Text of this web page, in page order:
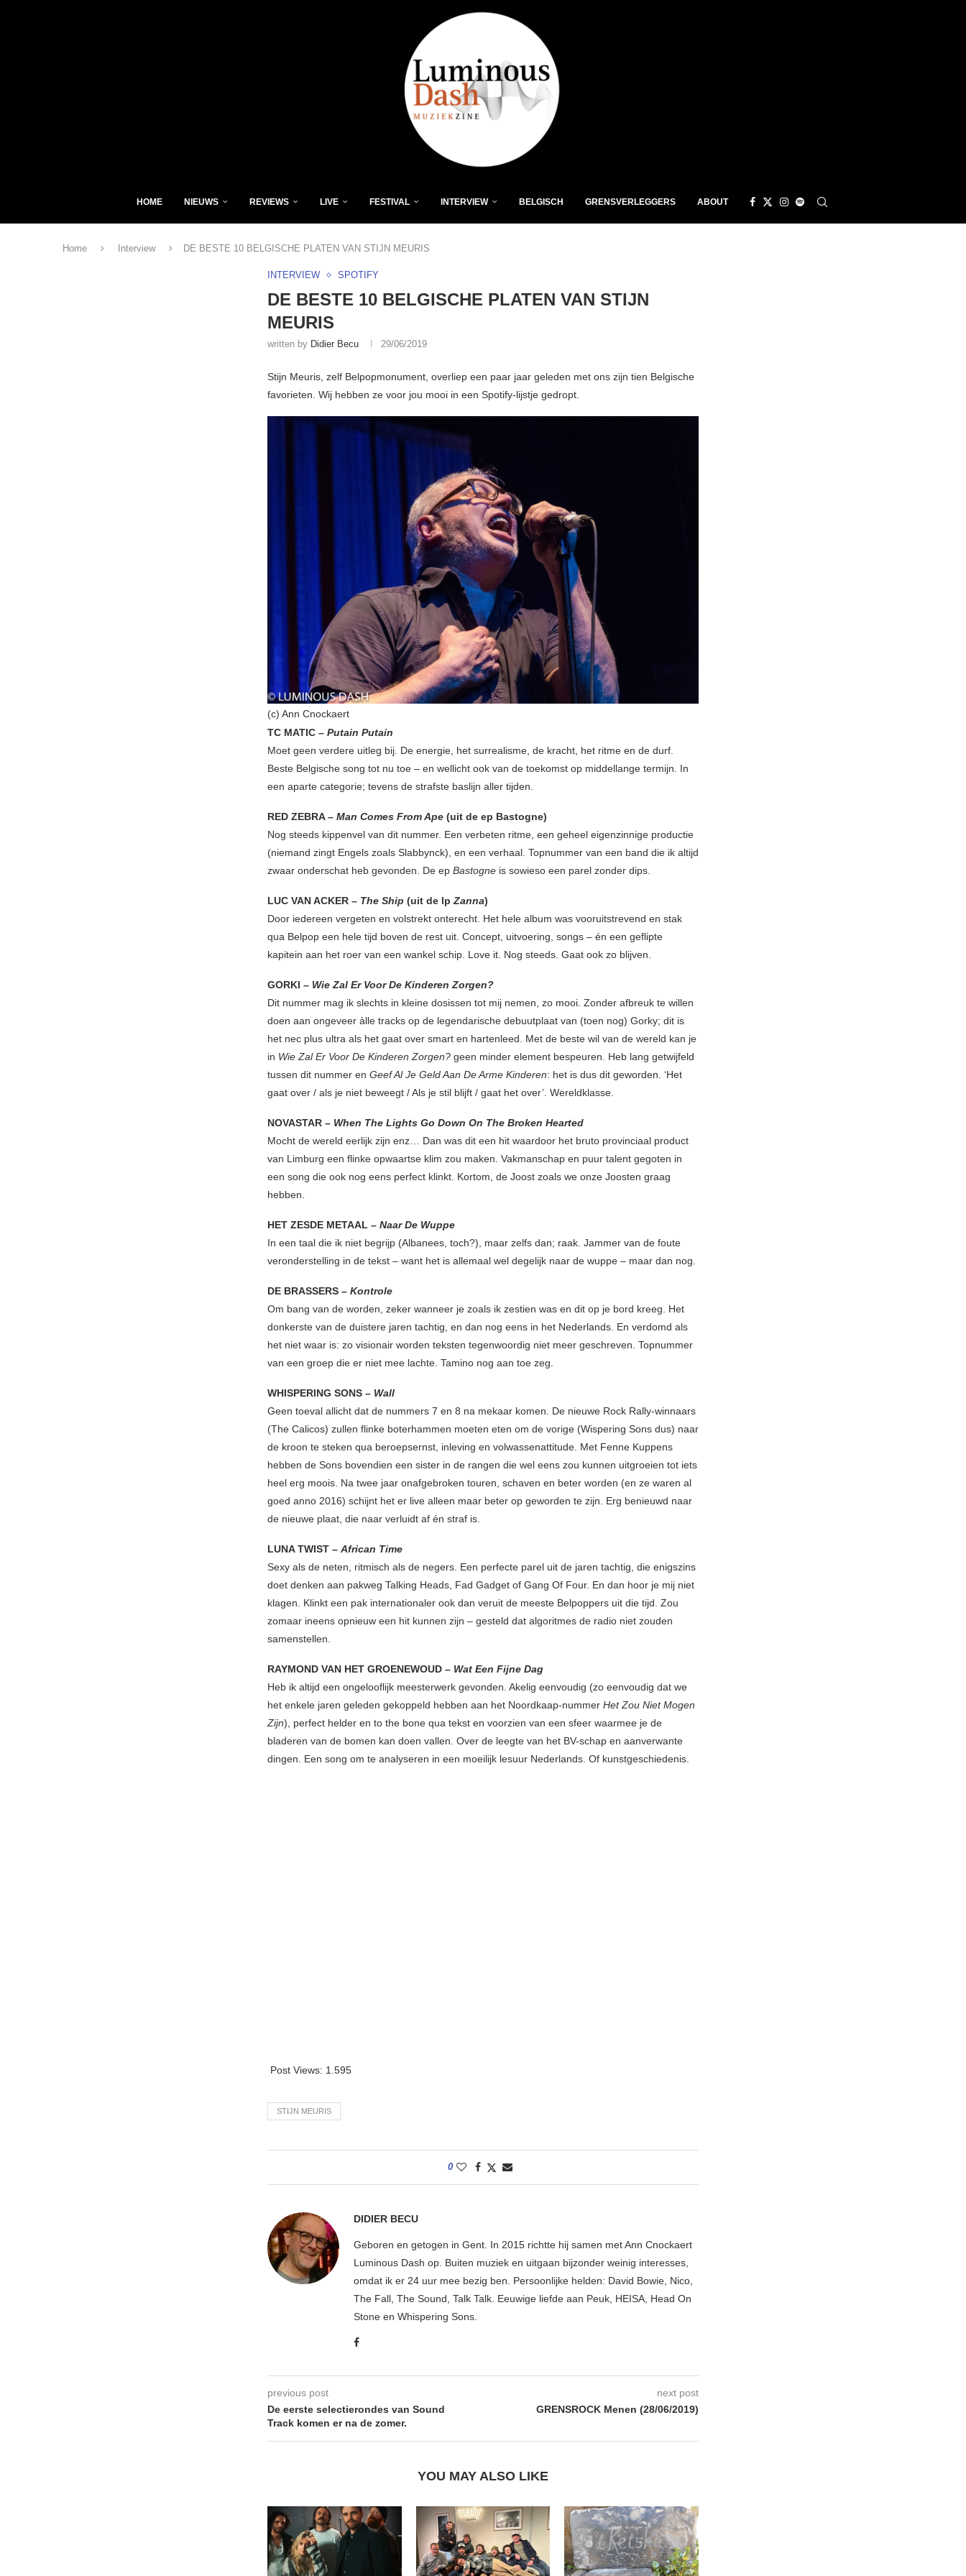
HOME NIEUWS REVIEWS LIVE FESTIVAL INTERVIEW BELGISCH GRENSVERLEGGERS ABOUT
Home Interview DE BESTE 10 BELGISCHE PLATEN VAN STIJN MEURIS
INTERVIEW SPOTIFY
DE BESTE 10 BELGISCHE PLATEN VAN STIJN
MEURIS
written by Didier Becu 29/06/2019
Stijn Meuris, zelf Belpopmonument, overliep een paar jaar geleden met ons zijn tien Belgische
favorieten. Wij hebben ze voor jou mooi in een Spotify-lijstje gedropt.
(c) Ann Cnockaert
TC MATIC – Putain Putain
Moet geen verdere uitleg bij. De energie, het surrealisme, de kracht, het ritme en de durf.
Beste Belgische song tot nu toe – en wellicht ook van de toekomst op middellange termijn. In
een aparte categorie; tevens de strafste baslijn aller tijden.
RED ZEBRA – Man Comes From Ape (uit de ep Bastogne)
Nog steeds kippenvel van dit nummer. Een verbeten ritme, een geheel eigenzinnige productie
(niemand zingt Engels zoals Slabbynck), en een verhaal. Topnummer van een band die ik altijd
zwaar onderschat heb gevonden. De ep Bastogne is sowieso een parel zonder dips.
LUC VAN ACKER – The Ship (uit de lpZanna)
Door iedereen vergeten en volstrekt onterecht. Het hele album was vooruitstrevend en stak
qua Belpop een hele tijd boven de rest uit. Concept, uitvoering, songs – én een geflipte
kapitein aan het roer van een wankel schip. Love it. Nog steeds. Gaat ook zo blijven.
GORKI – Wie Zal Er Voor De Kinderen Zorgen?
Dit nummer mag ik slechts in kleine dosissen tot mij nemen, zo mooi. Zonder afbreuk te willen
doen aan ongeveer àlle tracks op de legendarische debuutplaat van (toen nog) Gorky; dit is
het nec plus ultra als het gaat over smart en hartenleed. Met de beste wil van de wereld kan je
in Wie Zal Er Voor De Kinderen Zorgen? geen minder element bespeuren. Heb lang getwijfeld
tussen dit nummer en Geef Al Je Geld Aan De Arme Kinderen: het is dus dit geworden. ‘Het
gaat over / als je niet beweegt / Als je stil blijft / gaat het over’. Wereldklasse.
NOVASTAR – When The Lights Go Down On The Broken Hearted
Mocht de wereld eerlijk zijn enz… Dan was dit een hit waardoor het bruto provinciaal product
van Limburg een flinke opwaartse klim zou maken. Vakmanschap en puur talent gegoten in
een song die ook nog eens perfect klinkt. Kortom, de Joost zoals we onze Joosten graag
hebben.
HET ZESDE METAAL – Naar De Wuppe
In een taal die ik niet begrijp (Albanees, toch?), maar zelfs dan; raak. Jammer van de foute
veronderstelling in de tekst – want het is allemaal wel degelijk naar de wuppe – maar dan nog.
DE BRASSERS – Kontrole
Om bang van de worden, zeker wanneer je zoals ik zestien was en dit op je bord kreeg. Het
donkerste van de duistere jaren tachtig, en dan nog eens in het Nederlands. En verdomd als
het niet waar is: zo visionair worden teksten tegenwoordig niet meer geschreven. Topnummer
van een groep die er niet mee lachte. Tamino nog aan toe zeg.
WHISPERING SONS – Wall
Geen toeval allicht dat de nummers 7 en 8 na mekaar komen. De nieuwe Rock Rally-winnaars
(The Calicos) zullen flinke boterhammen moeten eten om de vorige (Wispering Sons dus) naar
de kroon te steken qua beroepsernst, inleving en volwassenattitude. Met Fenne Kuppens
hebben de Sons bovendien een sister in de rangen die wel eens zou kunnen uitgroeien tot iets
heel erg moois. Na twee jaar onafgebroken touren, schaven en beter worden (en ze waren al
goed anno 2016) schijnt het er live alleen maar beter op geworden te zijn. Erg benieuwd naar
de nieuwe plaat, die naar verluidt af én straf is.
LUNA TWIST – African Time
Sexy als de neten, ritmisch als de negers. Een perfecte parel uit de jaren tachtig, die enigszins
doet denken aan pakweg Talking Heads, Fad Gadget of Gang Of Four. En dan hoor je mij niet
klagen. Klinkt een pak internationaler ook dan veruit de meeste Belpoppers uit die tijd. Zou
zomaar ineens opnieuw een hit kunnen zijn – gesteld dat algoritmes de radio niet zouden
samenstellen.
RAYMOND VAN HET GROENEWOUD – Wat Een Fijne Dag
Heb ik altijd een ongelooflijk meesterwerk gevonden. Akelig eenvoudig (zo eenvoudig dat we
het enkele jaren geleden gekoppeld hebben aan het Noordkaap-nummer Het Zou Niet Mogen
Zijn), perfect helder en to the bone qua tekst en voorzien van een sfeer waarmee je de
bladeren van de bomen kan doen vallen. Over de leegte van het BV-schap en aanverwante
dingen. Een song om te analyseren in een moeilijk lesuur Nederlands. Of kunstgeschiedenis.
Post Views: 1.595
STIJN MEURIS
0
DIDIER BECU
Geboren en getogen in Gent. In 2015 richtte hij samen met Ann Cnockaert
Luminous Dash op. Buiten muziek en uitgaan bijzonder weinig interesses,
omdat ik er 24 uur mee bezig ben. Persoonlijke helden: David Bowie, Nico,
The Fall, The Sound, Talk Talk. Eeuwige liefde aan Peuk, HEISA, Head On
Stone en Whispering Sons.
previous post
De eerste selectierondes van Sound
Track komen er na de zomer.
next post
GRENSROCK Menen (28/06/2019)
YOU MAY ALSO LIKE